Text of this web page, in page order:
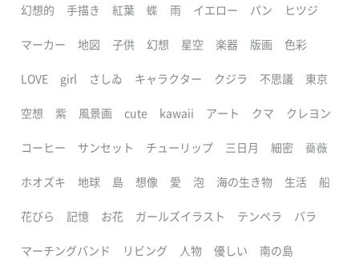
幻想的 手描き 紅葉 蝶 雨 イエロー パン ヒツジ
マーカー 地図 子供 幻想 星空 楽器 版画 色彩
LOVE girl さしゐ キャラクター クジラ 不思議 東京
空想 紫 風景画 cute kawaii アート クマ クレヨン
コーヒー サンセット チューリップ 三日月 細密 薔薇
ホオズキ 地球 島 想像 愛 泡 海の生き物 生活 船
花びら 記憶 お花 ガールズイラスト テンペラ バラ
マーチングバンド リビング 人物 優しい 南の島